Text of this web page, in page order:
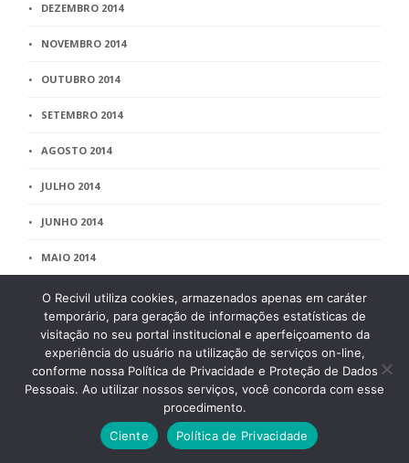
DEZEMBRO 2014
NOVEMBRO 2014
OUTUBRO 2014
SETEMBRO 2014
AGOSTO 2014
JULHO 2014
JUNHO 2014
MAIO 2014
ABRIL 2014
MARÇO 2014
FEVEREIRO 2014
O Recivil utiliza cookies, armazenados apenas em caráter
temporário, para geração de informações estatísticas de
visitação no seu portal institucional e aperfeiçoamento da
experiência do usuário na utilização de serviços on-line,
conforme nossa Política de Privacidade e Proteção de Dados
Pessoais. Ao utilizar nossos serviços, você concorda com esse
procedimento.
Ciente
Política de Privacidade